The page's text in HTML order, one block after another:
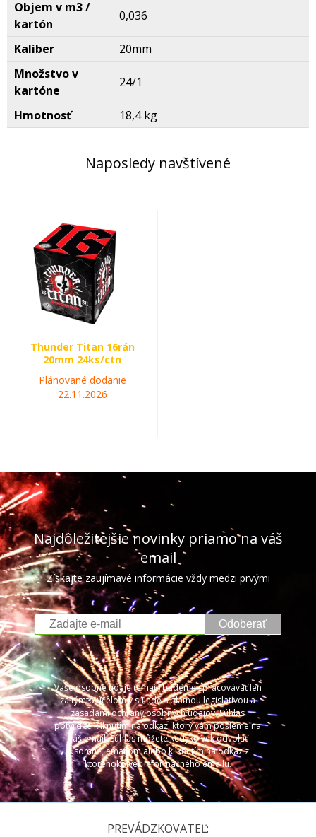
Objem v m3 /
kartón
0,036
Kaliber
20mm
Množstvo v
kartóne
24/1
Hmotnosť 18,4 kg
Naposledy navštívené
Thunder Titan 16rán
20mm 24ks/ctn
Plánované dodanie
22.11.2026
Najdôležitejšie novinky priamo na váš
email
Získajte zaujímavé informácie vždy medzi prvými
Odoberať
Vaše osobné údaje (email) budeme spracovávať len
za týmto účelom v súlade s platnou legislatívou a
zásadami ochrany osobných údajov. Súhlas
potvrdíte kliknutím na odkaz, ktorý vám pošleme na
váš email. Súhlas môžete kedykoľvek odvolať
písomne, emailom alebo kliknutím na odkaz z
ktoréhokoľvek informačného emailu.
PREVÁDZKOVATEĽ: